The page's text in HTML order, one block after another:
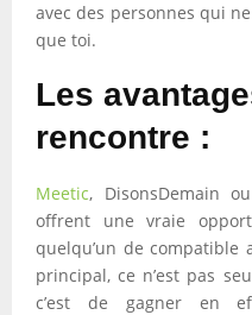
avec des personnes qui
que toi.
Les
rencontre :
Meetic, DisonsDemain
offrent une vraie
quelqu’un de compatible
principal, ce n’est pas
c’est de gagner en